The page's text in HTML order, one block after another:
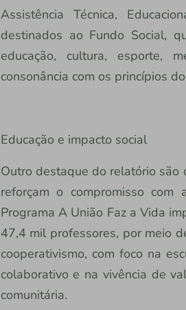
Assistência Técnica,
destinados ao Fundo Social,
educação, cultura, esporte,
consonância com os princípios
Educação e impacto social
Outro destaque do relatório são
reforçam o compromisso
Programa A União Faz a Vida
47,4 mil professores, por meio
cooperativismo, com foco na
colaborativo e na vivência de
comunitária.